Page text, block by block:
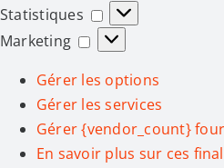
Statistiques
Statistiques
Marketing
Marketing
Gérer les options
Gérer les services
Gérer {vendor_count}
En savoir plus sur ces